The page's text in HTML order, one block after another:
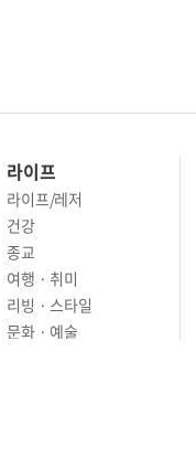
라이프
라이프/레저
건강
종교
여행 · 취미